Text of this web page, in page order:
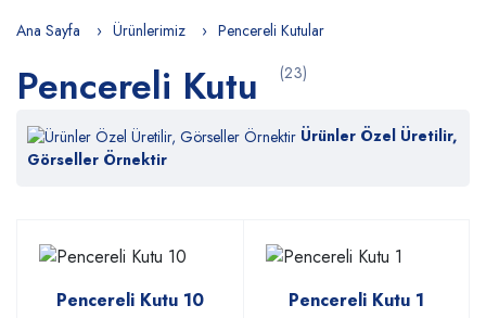
Ana Sayfa Ürünlerimiz Pencereli Kutular
Pencereli Kutu (23)
Ürünler Özel Üretilir,
Görseller Örnektir
Pencereli Kutu 10 Pencereli Kutu 1